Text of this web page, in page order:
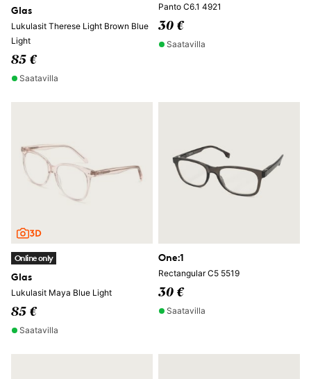
Glas
Lukulasit Therese Light Brown Blue
Light
85 €
Saatavilla
Panto C6.1 4921
30 €
Saatavilla
Online only
Glas
Lukulasit Maya Blue Light
85 €
Saatavilla
One:1
Rectangular C5 5519
30 €
Saatavilla